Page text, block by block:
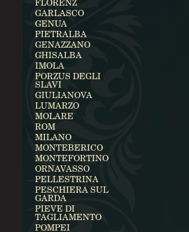
GARLASCO
GENUA
PIETRALBA
GENAZZANO
GHISALBA
IMOLA
PORZUS DEGLI
SLAVI
GIULIANOVA
LUMARZO
MOLARE
ROM
MILANO
MONTEBERICO
MONTEFORTINO
ORNAVASSO
PELLESTRINA
PESCHIERA SUL
GARDA
PIEVE DI
TAGLIAMENTO
POMPEI